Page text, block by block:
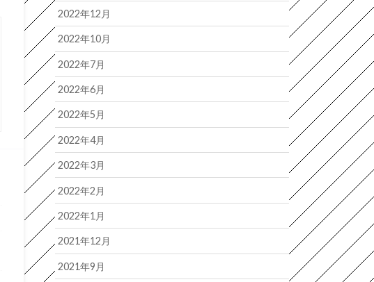
2022年12月
2022年10月
2022年7月
2022年6月
2022年5月
2022年4月
2022年3月
2022年2月
2022年1月
2021年12月
2021年9月